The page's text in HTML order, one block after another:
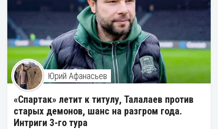
Юрий Афанасьев
«Спартак» летит к титулу, Талалаев против
старых демонов, шанс на разгром года.
Интриги 3-го тура